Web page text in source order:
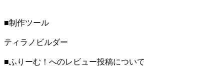
■制作ツール
ティラノビルダー
■ふりーむ！へのレビュー投稿について